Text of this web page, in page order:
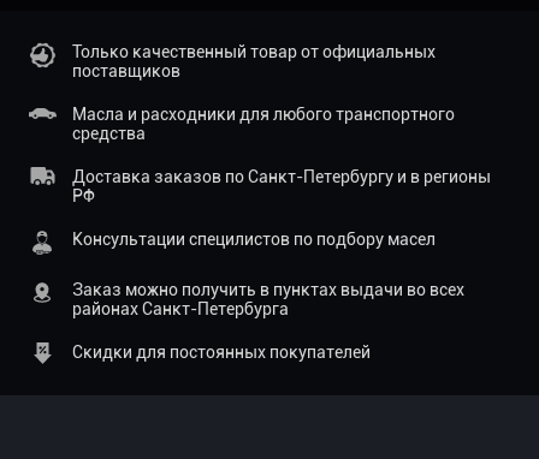
Только качественный товар от официальных
поставщиков
Масла и расходники для любого транспортного
средства
Доставка заказов по Санкт-Петербургу и в регионы
РФ
Консультации специлистов по подбору масел
Заказ можно получить в пунктах выдачи во всех
районах Санкт-Петербурга
Скидки для постоянных покупателей